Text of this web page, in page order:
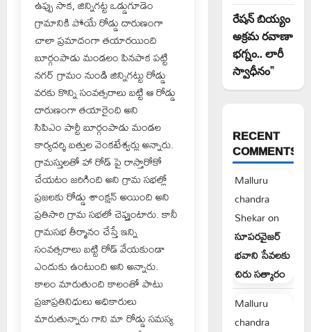
ఉప్పు సాక, జిన్నిగట్ట ఒడ్డుగూడెం
గ్రామానికి పోయే రోడ్డు దారుణంగా
చాలా ప్రమాదంగా తయారయింది
బూర్గంపాడు మండలం పినపాక పట్టి
నగర్ గ్రామం నుండి జిన్నిగట్టు రోడ్డు
వరకు కొన్ని సంవత్సరాలు బట్టి ఆ రోడ్డు
దారుణంగా తయారైంది అని
సిపిఎం పార్టీ బూర్గంపాడు మండల
కార్యదర్శి బత్తుల వెంకటేశ్వర్లు అన్నారు.
గ్రామస్తులతో హా రోడ్ పై రాస్తారోకో
చేయటం జరిగింది అని గ్రామ సభల్లో
ప్రజలకు రోడ్డు శాంక్షన్ అయింది అని
ప్రతిసారి గ్రామ సభలో చెప్తుంటారు. కానీ
గ్రామసభ తీర్మానం చేస్తే ఇన్ని
సంవత్సరాలు బట్టి రోడ్ వేయకుండా
ఎందుకు ఉంటుంది అని అన్నారు.
కాలం మారుతుంది కాలంతో పాటు
ప్రజాప్రతినిధులు అధికారులు
మారుతున్నారు గాని మా రోడ్డు సమస్య
రేషన్ బియ్యం
అక్రమ రవాణా
భగ్నం.. లారీ
స్వాధీనం”
RECENT
COMMENTS
Malluru
chandra
Shekaron
సూపరవైజర్
భవాని సేవలకు
చిరు సత్కారం
Malluru
chandra